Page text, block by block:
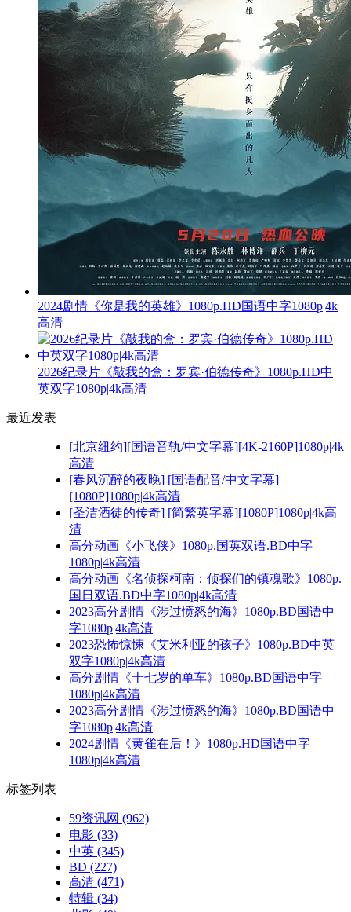
2024剧情《你是我的英雄》1080p.HD国语中字1080p|4k
高清
2026纪录片《敲我的盒：罗宾·伯德传奇》1080p.HD中
英双字1080p|4k高清
最近发表
[北京纽约][国语音轨/中文字幕][4K-2160P]1080p|4k
高清
[春风沉醉的夜晚] [国语配音/中文字幕]
[1080P]1080p|4k高清
[圣洁酒徒的传奇] [简繁英字幕][1080P]1080p|4k高
清
高分动画《小飞侠》1080p.国英双语.BD中字
1080p|4k高清
高分动画《名侦探柯南：侦探们的镇魂歌》1080p.
国日双语.BD中字1080p|4k高清
2023高分剧情《涉过愤怒的海》1080p.BD国语中
字1080p|4k高清
2023恐怖惊悚《艾米利亚的孩子》1080p.BD中英
双字1080p|4k高清
高分剧情《十七岁的单车》1080p.BD国语中字
1080p|4k高清
2023高分剧情《涉过愤怒的海》1080p.BD国语中
字1080p|4k高清
2024剧情《黄雀在后！》1080p.HD国语中字
1080p|4k高清
标签列表
59资讯网 (962)
电影 (33)
中英 (345)
BD (227)
高清 (471)
特辑 (34)